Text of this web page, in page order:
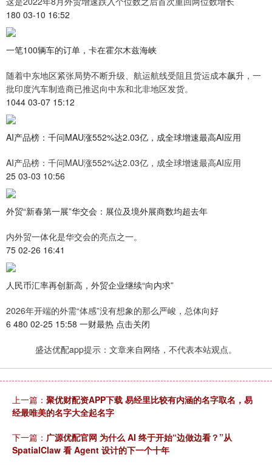
180 03-10 16:52
一笔100辆车的订单，卡在霍尔木兹海峡
随着中东地区紧张局势不断升级、航运航线受阻且货运成本飙升，一
批印度汽车制造商已推迟向中东和北非地区发货。
1044 03-07 15:12
AI产品榜：千问MAU涨552%达2.03亿，成全球增速最高AI应用
AI产品榜：千问MAU涨552%达2.03亿，成全球增速最高AI应用
25 03-03 10:56
外贸“新春第一展”华交会：展位及境外展商数均超去年
内外贸一体化是华交会的亮点之一。
75 02-26 16:41
人民币汇率再创新高，外贸企业继续“向内求”
2026年开端的外需“体感”没有想象的那么严峻，总体向好
6 480 02-25 15:58 一财最热 点击关闭
盛达优配app提示：文章来自网络，不代表本站观点。
上一篇： 聚优财配资APP下载 易经里比较有内涵的名字取名，易
经最唯美的名字大全起名字
下一篇： 广源优配官网 为什么 AI 终于开始“边做边看？”从
SpatialClaw 看 Agent 设计的下一个十年